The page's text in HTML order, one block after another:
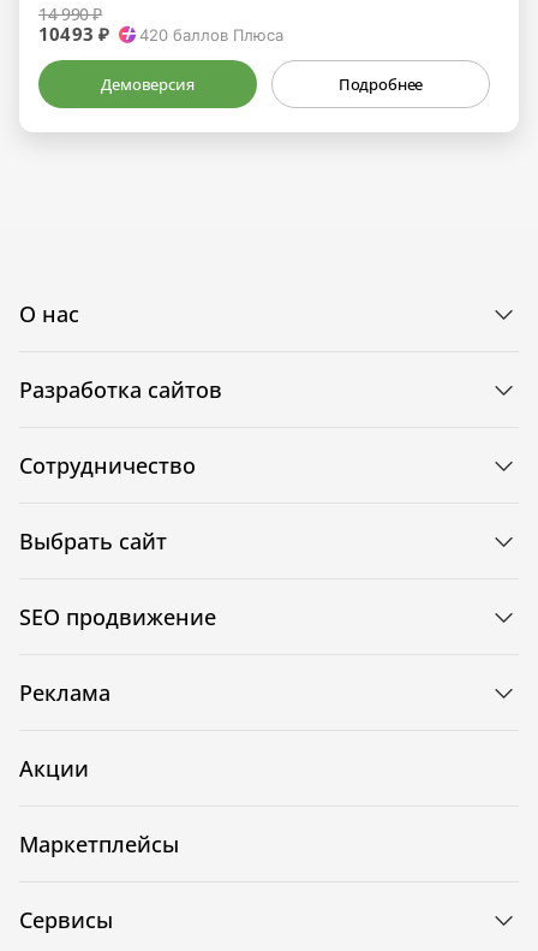
14 990 ₽
10493 ₽ 420 баллов Плюса
Демоверсия Подробнее
О нас
Разработка сайтов
Сотрудничество
Выбрать сайт
SEO продвижение
Реклама
Акции
Маркетплейсы
Сервисы